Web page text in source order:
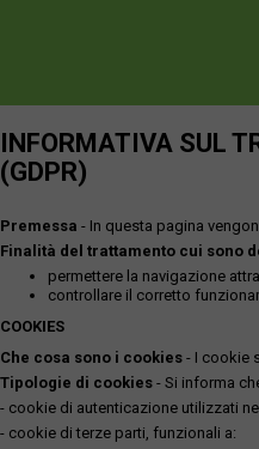
INFORMATIVA SUL
(GDPR)
Premessa - In questa pagina
Finalità del trattamento cui sono
permettere la navigazione
controllare il corretto
COOKIES
Che cosa sono i cookies - I cookie
Tipologie di cookies - Si informa
- cookie di autenticazione utilizzati
- cookie di terze parti, funzionali a: